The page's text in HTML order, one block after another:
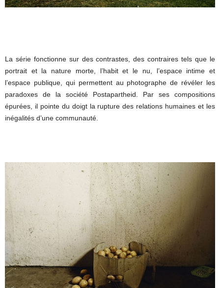
La série fonctionne sur des contrastes, des contraires tels que le
portrait et la nature morte, l’habit et le nu, l’espace intime et
l’espace publique, qui permettent au photographe de révéler les
paradoxes de la société Postapartheid. Par ses compositions
épurées, il pointe du doigt la rupture des relations humaines et les
inégalités d’une communauté.